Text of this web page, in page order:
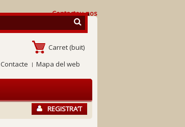
Contacteu-nos
Carret (buit)
Contacte
Mapa del web
REGISTRA’T